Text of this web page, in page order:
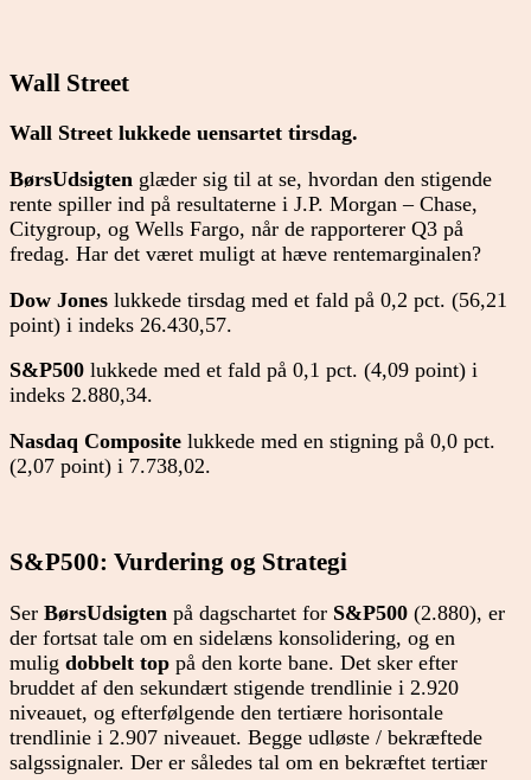
Wall Street
Wall Street lukkede uensartet tirsdag.
BørsUdsigten glæder sig til at se, hvordan den stigende
rente spiller ind på resultaterne i J.P. Morgan – Chase,
Citygroup, og Wells Fargo, når de rapporterer Q3 på
fredag. Har det været muligt at hæve rentemarginalen?
Dow Jones lukkede tirsdag med et fald på 0,2 pct. (56,21
point) i indeks 26.430,57.
S&P500 lukkede med et fald på 0,1 pct. (4,09 point) i
indeks 2.880,34.
Nasdaq Composite lukkede med en stigning på 0,0 pct.
(2,07 point) i 7.738,02.
S&P500: Vurdering og Strategi
Ser BørsUdsigten på dagschartet for S&P500 (2.880), er
der fortsat tale om en sidelæns konsolidering, og en
mulig dobbelt top på den korte bane. Det sker efter
bruddet af den sekundært stigende trendlinie i 2.920
niveauet, og efterfølgende den tertiære horisontale
trendlinie i 2.907 niveauet. Begge udløste / bekræftede
salgssignaler. Der er således tal om en bekræftet tertiær